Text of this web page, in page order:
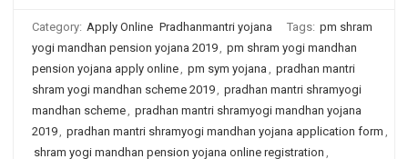
Category: Apply Online Pradhanmantri yojana Tags: pm shram
yogi mandhan pension yojana 2019, pm shram yogi mandhan
pension yojana apply online, pm sym yojana , pradhan mantri
shram yogi mandhan scheme 2019, pradhan mantri shramyogi
mandhan scheme, pradhan mantri shramyogi mandhan yojana
2019, pradhan mantri shramyogi mandhan yojana application form ,
shram yogi mandhan pension yojana online registration ,